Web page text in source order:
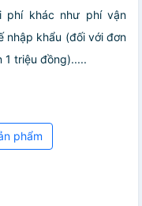
phí khác như phí vận
nhập khẩu (đối với đơn
1 triệu đồng).....
phẩm